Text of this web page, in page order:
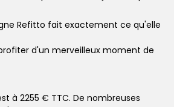
Refitto fait exactement ce qu'elle
d'un merveilleux moment de
à 2255 € TTC. De nombreuses